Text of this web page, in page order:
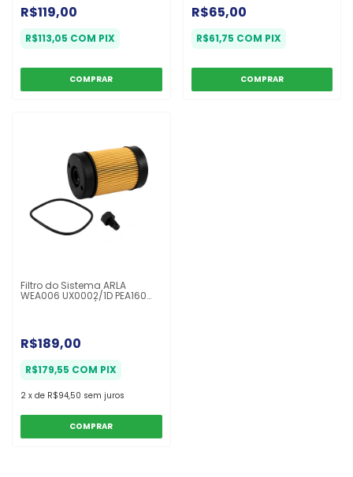
R$119,00
R$113,05 COM PIX
R$65,00
R$61,75 COM PIX
Filtro do Sistema ARLA
WEA006 UX0002/1D PEA160
R$189,00
R$179,55 COM PIX
2 x de R$94,50 sem juros